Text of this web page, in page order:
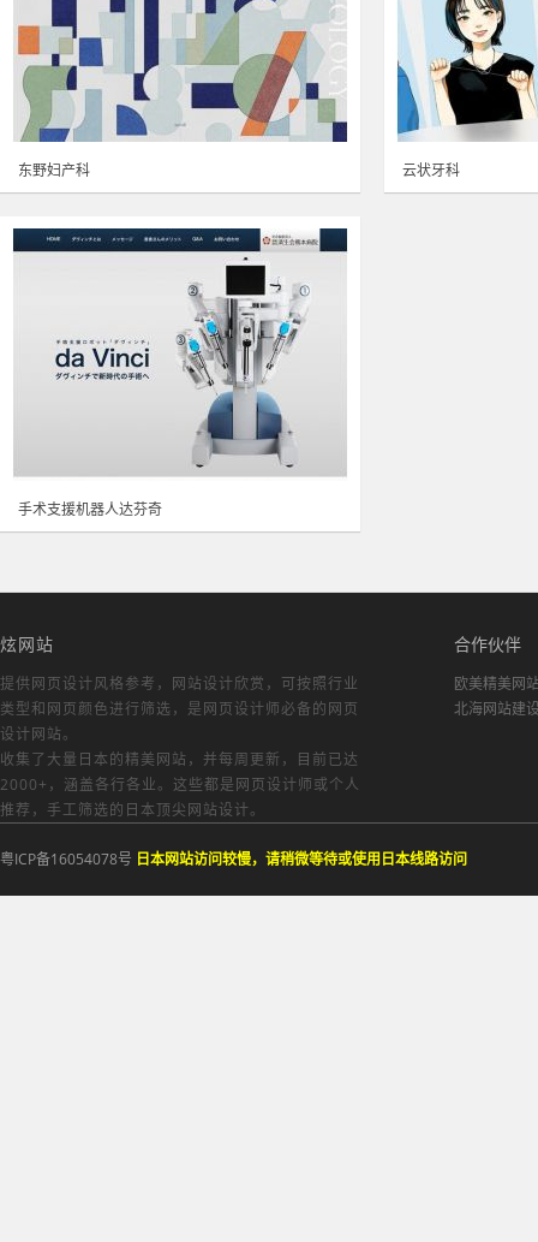
东野妇产科 云状牙科
手术支援机器人达芬奇
炫网站
提供网页设计风格参考， 网站设计欣赏 ，可按照行业
类型和网页颜色进行筛选，是网页设计师必备的网页
设计网站。
收集了大量日本的精美网站，并每周更新，目前已达
2000+，涵盖各行各业。这些都是网页设计师或个人
推荐，手工筛选的日本顶尖网站设计。
合作伙伴
欧美精美网
北海网站建
粤ICP备16054078号 日本网站访问较慢，请稍微等待或使用日本线路访问